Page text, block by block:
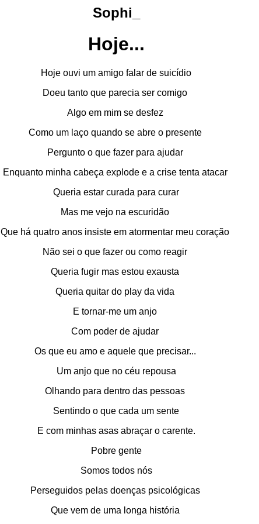
Sophi_
Hoje...
Hoje ouvi um amigo falar de suicídio
Doeu tanto que parecia ser comigo
Algo em mim se desfez
Como um laço quando se abre o presente
Pergunto o que fazer para ajudar
Enquanto minha cabeça explode e a crise tenta atacar
Queria estar curada para curar
Mas me vejo na escuridão
Que há quatro anos insiste em atormentar meu coração
Não sei o que fazer ou como reagir
Queria fugir mas estou exausta
Queria quitar do play da vida
E tornar-me um anjo
Com poder de ajudar
Os que eu amo e aquele que precisar...
Um anjo que no céu repousa
Olhando para dentro das pessoas
Sentindo o que cada um sente
E com minhas asas abraçar o carente.
Pobre gente
Somos todos nós
Perseguidos pelas doenças psicológicas
Que vem de uma longa história